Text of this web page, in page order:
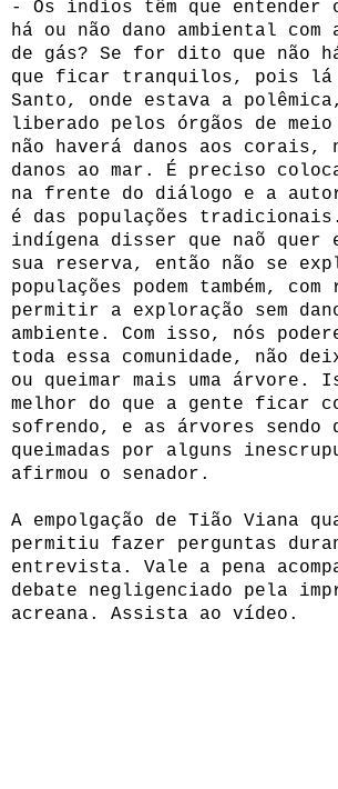
- Os índios têm que entender
há ou não dano ambiental com
de gás? Se for dito que não
que ficar tranquilos, pois lá
Santo, onde estava a
liberado pelos órgãos de meio
não haverá danos aos corais,
danos ao mar. É preciso
na frente do diálogo e a
é das populações tradicionais.
indígena disser que naõ quer
sua reserva, então não se
populações podem também,
permitir a exploração sem
ambiente. Com isso, nós
toda essa comunidade, não
ou queimar mais uma árvore.
melhor do que a gente ficar
sofrendo, e as árvores sendo
queimadas por alguns
afirmou o senador.
A empolgação de Tião Viana
permitiu fazer perguntas
entrevista. Vale a pena
debate negligenciado pela
acreana. Assista ao vídeo.